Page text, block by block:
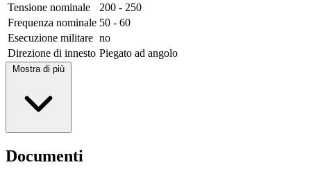
Tensione nominale
200 - 250
Frequenza nominale 50 - 60
Esecuzione militare no
Direzione di innesto Piegato ad angolo
Mostra di più
Documenti